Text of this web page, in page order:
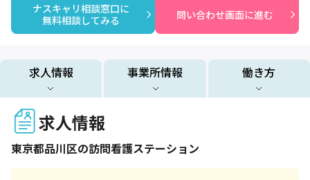
ナスキャリ相談窓口に
無料相談してみる
問い合わせ画面に進む
求人情報 事業所情報 働き方
求人情報
東京都品川区の訪問看護ステーション